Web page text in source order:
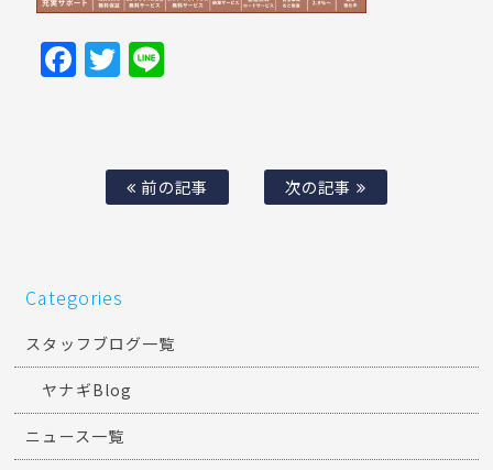
Facebook
Twitter
前の記事 次の記事
Categories
スタッフブログ一覧
ヤナギBlog
ニュース一覧